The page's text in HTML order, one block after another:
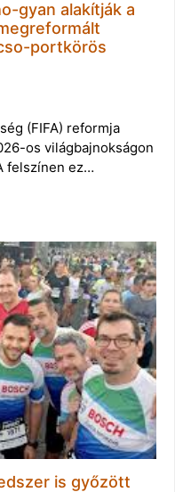
gyan alakítják a
portkörös
(FIFA) reformja
os világbajnokságon
felszínen ez…
is győzött